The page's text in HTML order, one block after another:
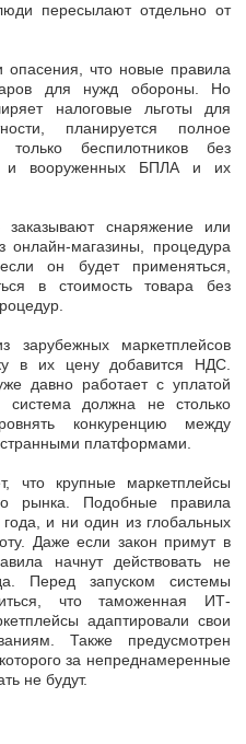
пересылают отдельно от
опасения, что новые правила
для нужд обороны. Но
налоговые льготы для
планируется полное
беспилотников без
и вооруженных БПЛА и их
снаряжение или
онлайн-магазины, процедура
он будет применяться,
в стоимость товара без
зарубежных маркетплейсов
в их цену добавится НДС.
давно работает с уплатой
система должна не столько
конкуренцию между
платформами.
что крупные маркетплейсы
рынка. Подобные правила
и ни один из глобальных
Даже если закон примут в
начнут действовать не
Перед запуском системы
что таможенная ИТ-
адаптировали свои
Также предусмотрен
за непреднамеренные
не будут.